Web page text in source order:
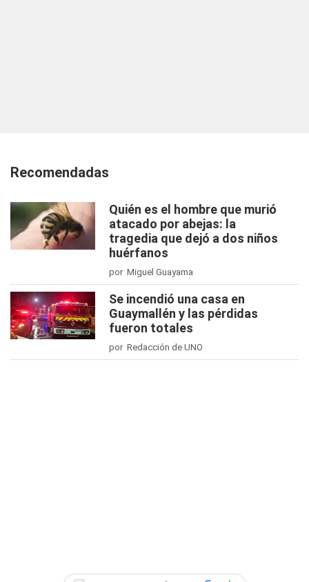
Recomendadas
Quién es el hombre que murió
atacado por abejas: la
tragedia que dejó a dos niños
huérfanos
por Miguel Guayama
Se incendió una casa en
Guaymallén y las pérdidas
fueron totales
por Redacción de UNO